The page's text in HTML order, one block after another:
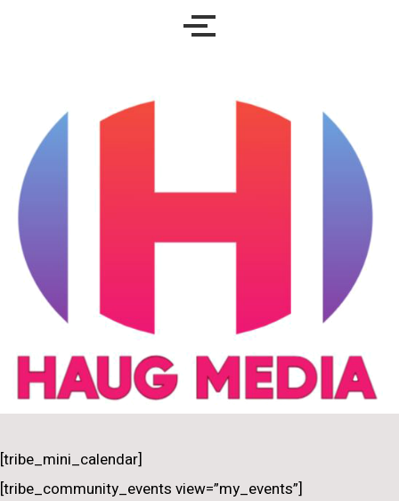
[tribe_mini_calendar]
[tribe_community_events view=”my_events”]